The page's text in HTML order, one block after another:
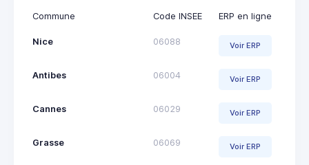
Commune Code INSEE ERP en ligne
Nice 06088 Voir ERP
Antibes 06004 Voir ERP
Cannes 06029 Voir ERP
Grasse 06069 Voir ERP